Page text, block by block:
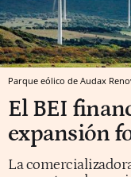
Parque eólico de Audax
El BEI
expansión
La